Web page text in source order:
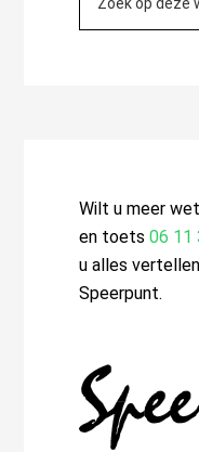
Wilt u meer
en toets06 11
u alles
Speerpunt.